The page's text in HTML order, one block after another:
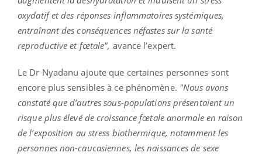
oxydatif et des réponses inflammatoires systémiques,
entraînant des conséquences néfastes sur la santé
reproductive et fœtale", avance l’expert.
Le Dr Nyadanu ajoute que certaines personnes sont
encore plus sensibles à ce phénomène. "Nous avons
constaté que d’autres sous-populations présentaient un
risque plus élevé de croissance fœtale anormale en raison
de l’exposition au stress biothermique, notamment les
personnes non-caucasiennes, les naissances de sexe